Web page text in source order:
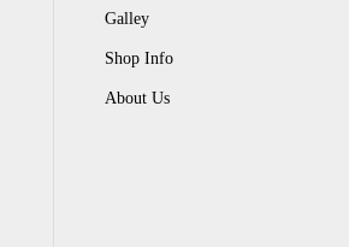
Galley
Shop Info
About Us